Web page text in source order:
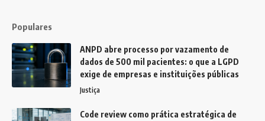
Populares
ANPD abre processo por vazamento de
dados de 500 mil pacientes: o que a LGPD
exige de empresas e instituições públicas
Justiça
Code review como prática estratégica de